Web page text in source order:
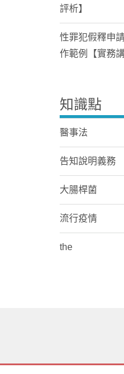
評析】
性罪犯假釋申
作範例【實務講
知識點
醫事法
告知說明義務
大腸桿菌
流行疫情
the